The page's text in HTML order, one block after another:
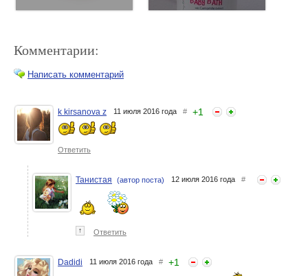
3 в 1 Гель для душа, пена
для ванны и шампунь
"Манговое блаженство" от
BathTherapy
Комментарии:
Написать комментарий
k kirsanova z 11 июля 2016 года # +1
Ответить
Танистая (автор поста) 12 июля 2016 года #
↑ Ответить
Dadidi 11 июля 2016 года # +1